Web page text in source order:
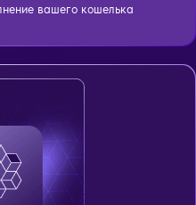
вашего кошелька